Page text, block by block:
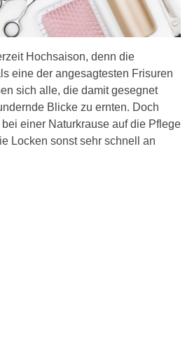
Hochsaison, denn die
eine der angesagtesten Frisuren
sich alle, die damit gesegnet
Blicke zu ernten. Doch
einer Naturkrause auf die Pflege
Locken sonst sehr schnell an